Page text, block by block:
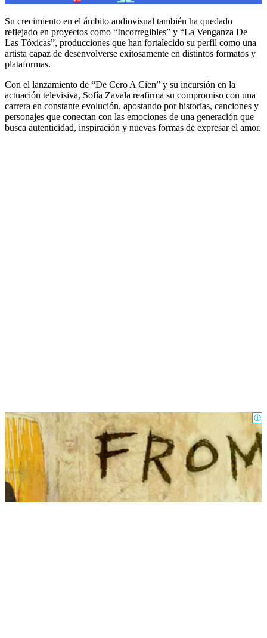
Su crecimiento en el ámbito audiovisual también ha quedado
reflejado en proyectos como “Incorregibles” y “La Venganza De
Las Tóxicas”, producciones que han fortalecido su perfil como una
artista capaz de desenvolverse exitosamente en distintos formatos y
plataformas.
Con el lanzamiento de “De Cero A Cien” y su incursión en la
actuación televisiva, Sofía Zavala reafirma su compromiso con una
carrera en constante evolución, apostando por historias, canciones y
personajes que conectan con las emociones de una generación que
busca autenticidad, inspiración y nuevas formas de expresar el amor.